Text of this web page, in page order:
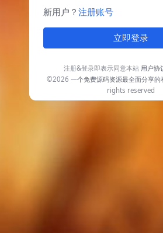
新用户？ 注册账号
立即登录
注册&登录即表示同意本站 用户协
©2026 一个免费源码资源最全面分享的
rights reserved